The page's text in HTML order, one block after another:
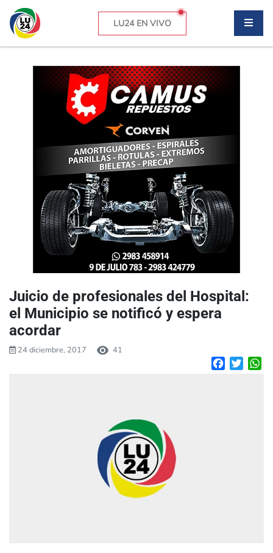
LU24 EN VIVO
Juicio de profesionales del Hospital:
el Municipio se notificó y espera
acordar
24 diciembre, 2017 41
Facebook